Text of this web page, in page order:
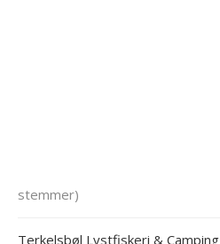
stemmer)
Terkelsbøl Lystfiskeri & Camping